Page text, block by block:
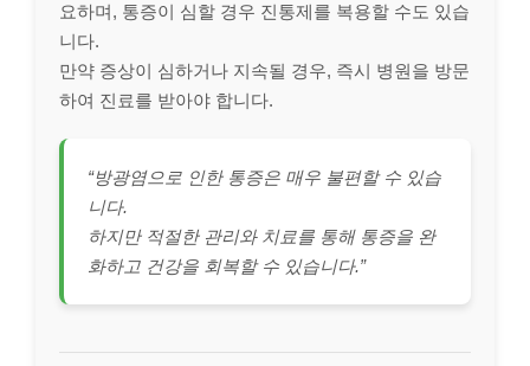
요하며, 통증이 심할 경우 진통제를 복용할 수도 있습
니다.
만약 증상이 심하거나 지속될 경우, 즉시 병원을 방문
하여 진료를 받아야 합니다.
“방광염으로 인한 통증은 매우 불편할 수 있습
니다.
하지만 적절한 관리와 치료를 통해 통증을 완
화하고 건강을 회복할 수 있습니다.”